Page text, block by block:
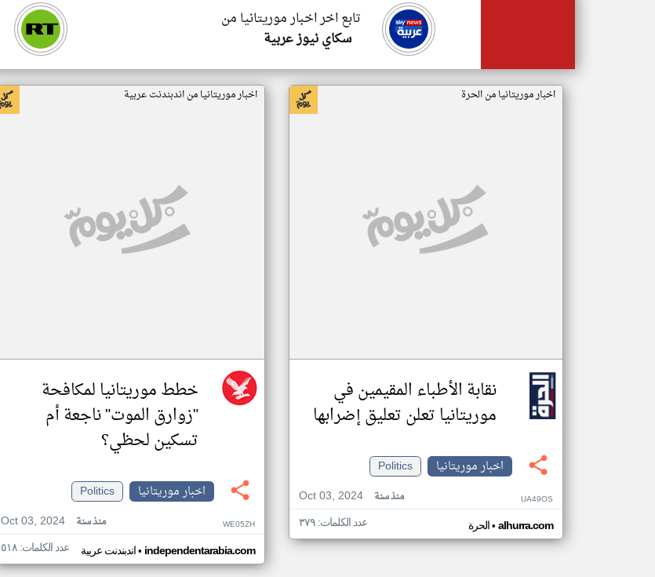
تابع اخر اخبار موريتانيا من
سكاي نيوز عربية
اخبار موريتانيا من الحرة
نقابة الأطباء المقيمين في
موريتانيا تعلن تعليق إضرابها
اخبار موريتانيا
Politics
Oct 03, 2024
منذ سنة UA49OS
الحرة• alhurra.com عدد الكلمات: ٣٧٩
اخبار موريتانيا من اندبندنت عربية
خطط موريتانيا لمكافحة
"زوارق الموت" ناجعة أم
تسكين لحظي؟
اخبار موريتانيا
Politics
Oct 03, 2024
منذ سنة WE05ZH
اندبندنت عربية• independentarabia.com عدد الكلمات: ٥١٨